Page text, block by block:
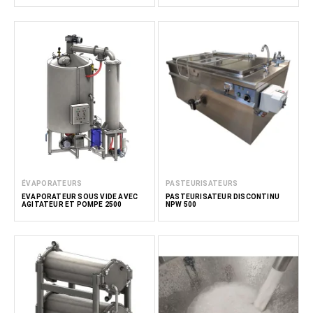
ÉVAPORATEURS
EVAPORATEUR SOUS VIDE AVEC
AGITATEUR ET POMPE 2500
PASTEURISATEURS
PASTEURISATEUR DISCONTINU
NPW 500